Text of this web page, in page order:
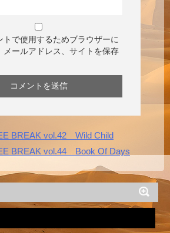
トで使用するためブラウザーに
メールアドレス、サイトを保存
BREAK vol.42 Wild Child
BREAK vol.44 Book Of Days